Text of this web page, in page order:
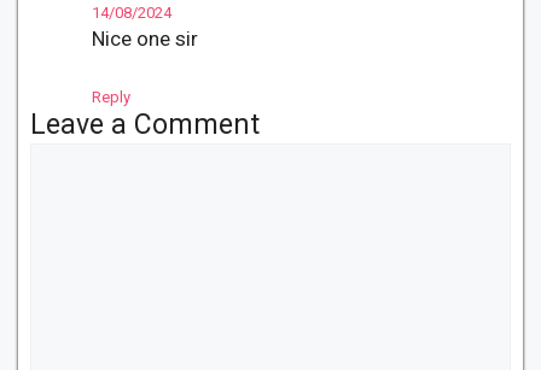
14/08/2024
Nice one sir
Reply
Leave a Comment